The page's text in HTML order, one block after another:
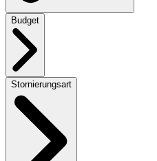
Budget
Stornierungsart